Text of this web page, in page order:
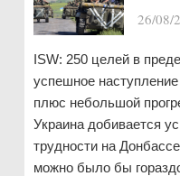
26/08/
ISW: 250 целей в
успешное
плюс небольшой
Украина добивается
трудности на
можно было бы